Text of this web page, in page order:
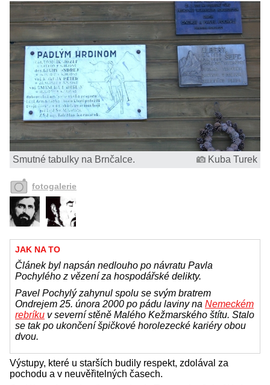
Smutné tabulky na Brnčalce. Kuba Turek
fotogalerie
JAK NA TO
Článek byl napsán nedlouho po návratu Pavla
Pochylého z vězení za hospodářské delikty.
Pavel Pochylý zahynul spolu se svým bratrem
Ondrejem 25. února 2000 po pádu laviny na Nemeckém
rebríku v severní stěně Malého Kežmarského štítu. Stalo
se tak po ukončení špičkové horolezecké kariéry obou
dvou.
Výstupy, které u starších budily respekt, zdolával za
pochodu a v neuvěřitelných časech.